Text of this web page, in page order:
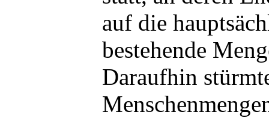
auf die
bestehende
Daraufhin